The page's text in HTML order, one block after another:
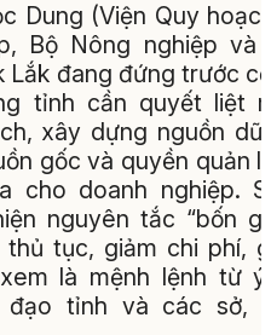
Dung (Viện Quy
Bộ Nông nghiệp và
đang đứng trước
tỉnh cần quyết liệt
xây dựng nguồn dữ
gốc và quyền quản
cho doanh nghiệp.
nguyên tắc “bốn
thủ tục, giảm chi phí,
là mệnh lệnh từ
đạo tỉnh và các sở,